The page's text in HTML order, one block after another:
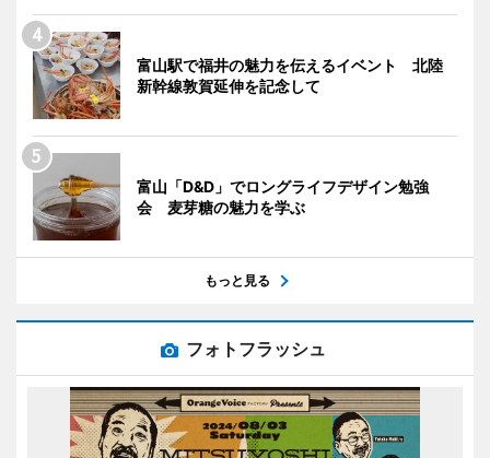
富山駅で福井の魅力を伝えるイベント 北陸
新幹線敦賀延伸を記念して
富山「D&D」でロングライフデザイン勉強
会 麦芽糖の魅力を学ぶ
もっと見る
フォトフラッシュ